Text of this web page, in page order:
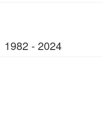
1982 - 2024